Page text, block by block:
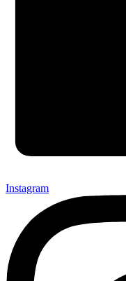
Instagram